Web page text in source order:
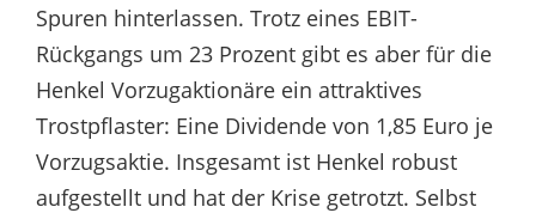
Spuren hinterlassen. Trotz eines EBIT-
Rückgangs um 23 Prozent gibt es aber für die
Henkel Vorzugaktionäre ein attraktives
Trostpflaster: Eine Dividende von 1,85 Euro je
Vorzugsaktie. Insgesamt ist Henkel robust
aufgestellt und hat der Krise getrotzt. Selbst